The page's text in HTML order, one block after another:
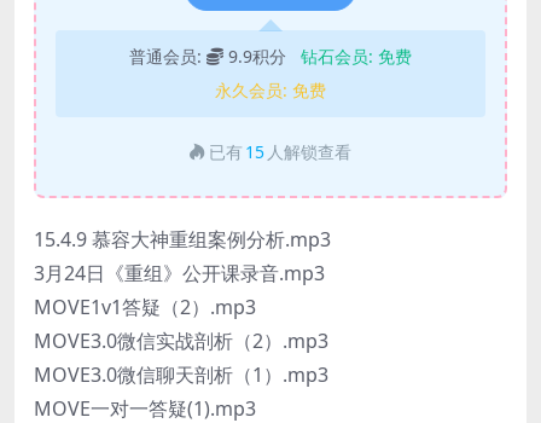
普通会员: 9.9积分 钻石会员: 免费
永久会员: 免费
已有 15 人解锁查看
15.4.9 慕容大神重组案例分析.mp3
3月24日《重组》公开课录音.mp3
MOVE1v1答疑（2）.mp3
MOVE3.0微信实战剖析（2）.mp3
MOVE3.0微信聊天剖析（1）.mp3
MOVE一对一答疑(1).mp3